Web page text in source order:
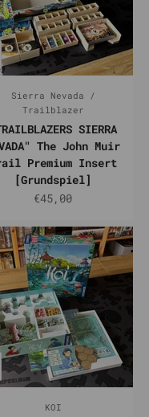
Sierra Nevada /
Trailblazer
SIERRA
The John Muir
Premium Insert
[Grundspiel]
Prix de vente
€45,00
KOI